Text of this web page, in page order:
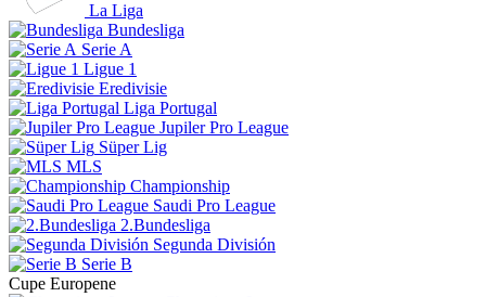
La Liga
Bundesliga
Serie A
Ligue 1
Eredivisie
Liga Portugal
Jupiler Pro League
Süper Lig
MLS
Championship
Saudi Pro League
2.Bundesliga
Segunda División
Serie B
Cupe Europene